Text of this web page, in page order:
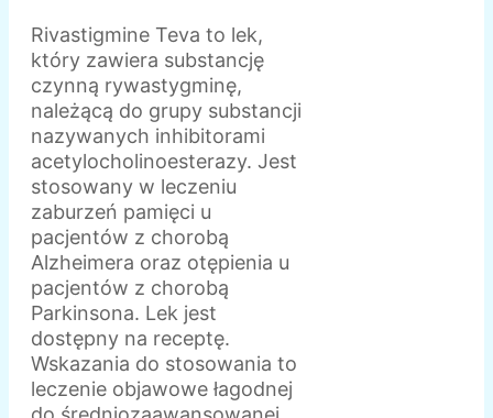
Rivastigmine Teva to lek,
który zawiera substancję
czynną rywastygminę,
należącą do grupy substancji
nazywanych inhibitorami
acetylocholinoesterazy. Jest
stosowany w leczeniu
zaburzeń pamięci u
pacjentów z chorobą
Alzheimera oraz otępienia u
pacjentów z chorobą
Parkinsona. Lek jest
dostępny na receptę.
Wskazania do stosowania to
leczenie objawowe łagodnej